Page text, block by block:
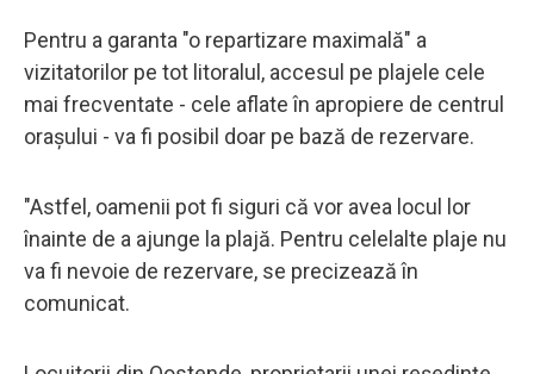
Pentru a garanta "o repartizare maximală" a
vizitatorilor pe tot litoralul, accesul pe plajele cele
mai frecventate - cele aflate în apropiere de centrul
oraşului - va fi posibil doar pe bază de rezervare.
"Astfel, oamenii pot fi siguri că vor avea locul lor
înainte de a ajunge la plajă. Pentru celelalte plaje nu
va fi nevoie de rezervare, se precizează în
comunicat.